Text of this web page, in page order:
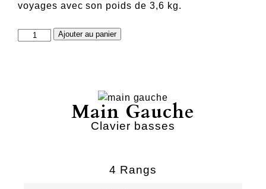
voyages avec son poids de 3,6 kg.
quantité
Ajouter au panier
Main Gauche
Clavier basses
4 Rangs